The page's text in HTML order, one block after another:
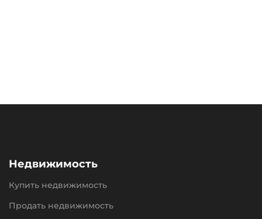
Недвижимость
Купить недвижимость
Продать недвижимость